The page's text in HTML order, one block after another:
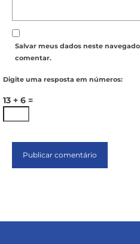
Salvar meus dados neste
comentar.
Digite uma resposta em números:
13 + 6 =